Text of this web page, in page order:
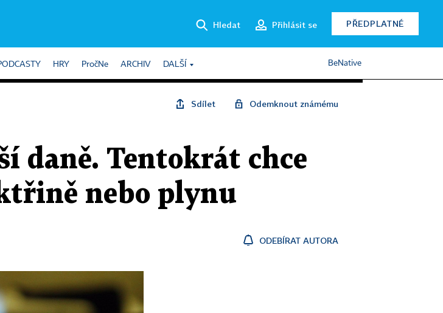
Hledat Přihlásit se PŘEDPLATNÉ
HRY PročNe ARCHIV DALŠÍ BeNative
Sdílet Odemknout známému
daně. Tentokrát chce
nebo plynu
ODEBÍRAT AUTORA